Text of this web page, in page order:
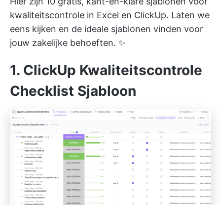
kwaliteitscontrole in Excel en ClickUp. Laten we
eens kijken en de ideale sjablonen vinden voor
jouw zakelijke behoeften. ✨
1. ClickUp Kwaliteitscontrole
Checklist Sjabloon